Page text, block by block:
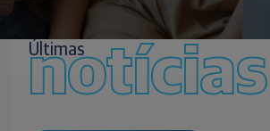
Últimas
notícias